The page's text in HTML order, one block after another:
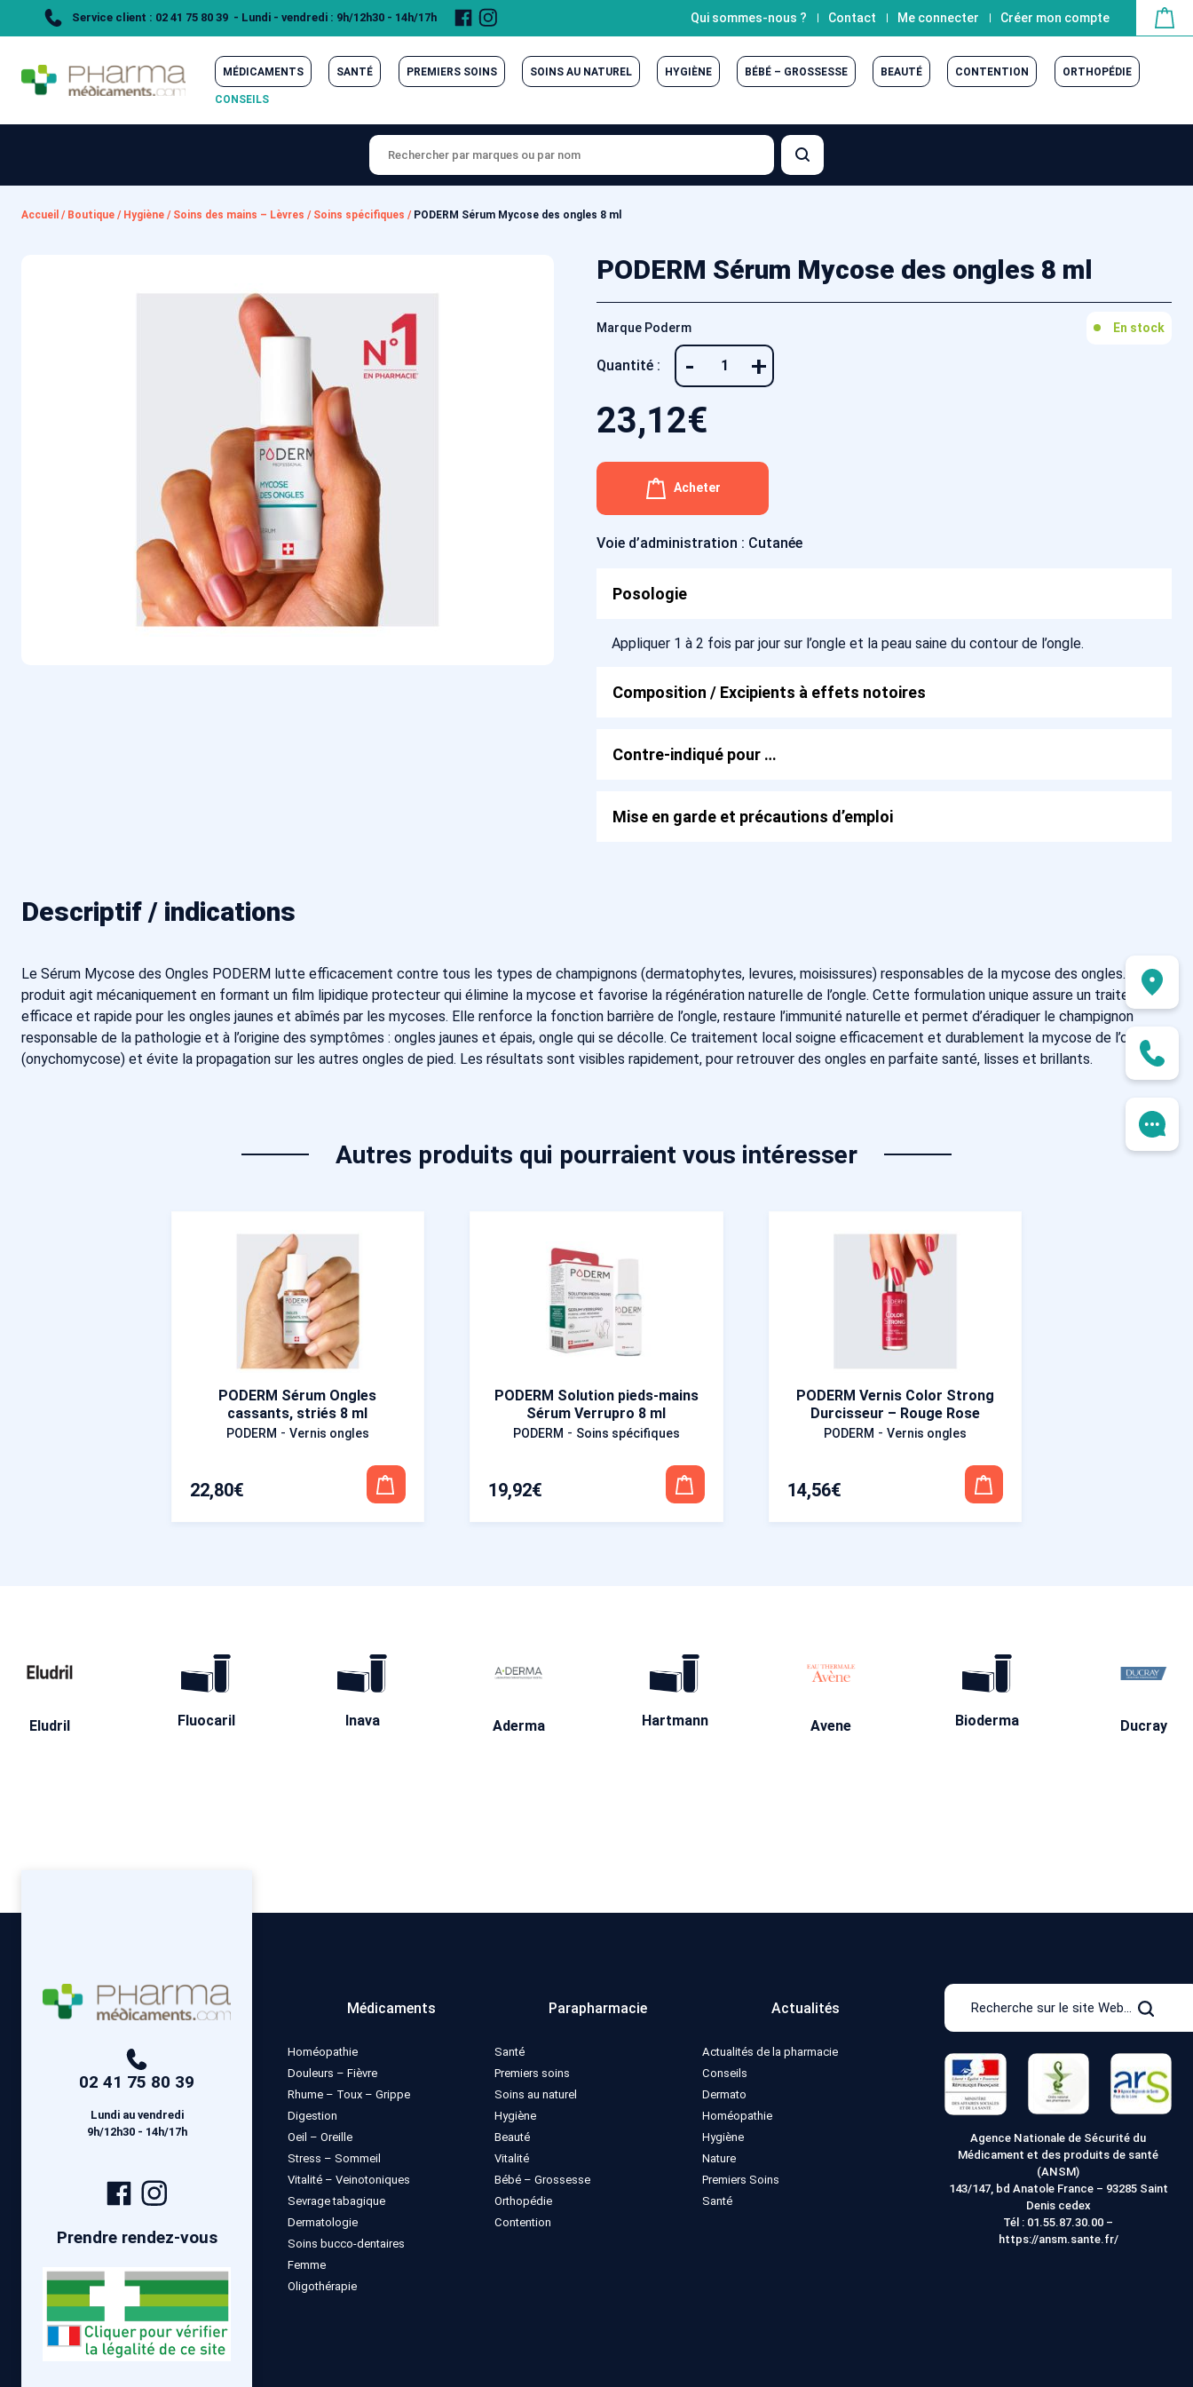
Service client : 02 41 75 80 39 - Lundi - vendredi : 9h/12h30 - 14h/17h
Page
Facebook
Instagram
Qui sommes-nous ? Contact Me connecter Créer mon compte
MÉDICAMENTS SANTÉ PREMIERS SOINS SOINS AU NATUREL HYGIÈNE BÉBÉ – GROSSESSE BEAUTÉ CONTENTION ORTHOPÉDIE
CONSEILS
Accueil / Boutique / Hygiène / Soins des mains – Lèvres / Soins spécifiques / PODERM Sérum Mycose des ongles 8 ml
PODERM Sérum Mycose des ongles 8 ml
Marque Poderm En stock
Quantité : - +
23,12€
Acheter
Voie d’administration : Cutanée
Posologie
Appliquer 1 à 2 fois par jour sur l’ongle et la peau saine du contour de l’ongle.
Composition / Excipients à effets notoires
Contre-indiqué pour …
Mise en garde et précautions d’emploi
Descriptif / indications
Le Sérum Mycose des Ongles PODERM lutte efficacement contre tous les types de champignons (dermatophytes, levures, moisissures) responsables de la mycose des ongles. Ce
produit agit mécaniquement en formant un film lipidique protecteur qui élimine la mycose et favorise la régénération naturelle de l’ongle. Cette formulation unique assure un traitement
efficace et rapide pour les ongles jaunes et abîmés par les mycoses. Elle renforce la fonction barrière de l’ongle, restaure l’immunité naturelle et permet d’éradiquer le champignon
responsable de la pathologie et à l’origine des symptômes : ongles jaunes et épais, ongle qui se décolle. Ce traitement local soigne efficacement et durablement la mycose de l’ongle
(onychomycose) et évite la propagation sur les autres ongles de pied. Les résultats sont visibles rapidement, pour retrouver des ongles en parfaite santé, lisses et brillants.
Autres produits qui pourraient vous intéresser
PODERM Sérum Ongles
cassants, striés 8 ml
PODERM - Vernis ongles
22,80€
PODERM Solution pieds-mains
Sérum Verrupro 8 ml
PODERM - Soins spécifiques
19,92€
PODERM Vernis Color Strong
Durcisseur – Rouge Rose
PODERM - Vernis ongles
14,56€
Eludril Fluocaril Inava Aderma Hartmann Avene Bioderma Ducray
02 41 75 80 39
Lundi au vendredi
9h/12h30 - 14h/17h
Page
Facebook
Prendre rendez-vous
Médicaments
Homéopathie
Douleurs – Fièvre
Rhume – Toux – Grippe
Digestion
Oeil – Oreille
Stress – Sommeil
Vitalité – Veinotoniques
Sevrage tabagique
Dermatologie
Soins bucco-dentaires
Femme
Oligothérapie
Parapharmacie
Santé
Premiers soins
Soins au naturel
Hygiène
Beauté
Vitalité
Bébé – Grossesse
Orthopédie
Contention
Actualités
Actualités de la pharmacie
Conseils
Dermato
Homéopathie
Hygiène
Nature
Premiers Soins
Santé
Recherche
le
site
Web
Agence Nationale de Sécurité du
Médicament et des produits de santé
(ANSM)
143/147, bd Anatole France – 93285 Saint
Denis cedex
Tél : 01.55.87.30.00 –
https://ansm.sante.fr/